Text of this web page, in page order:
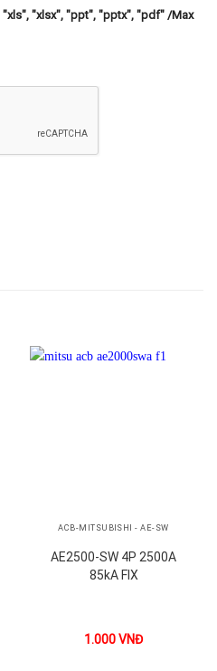
"xlsx", "ppt", "pptx", "pdf" /Max
ACB-MITSUBISHI - AE-SW
AE2500-SW 4P 2500A
85kA FIX
1.000VNĐ